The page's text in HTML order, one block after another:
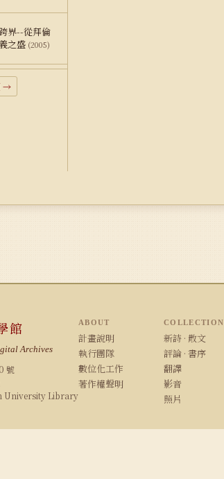
界--從拜倫
之盛 (2005)
→
館
Archives
號
University Library
ABOUT
計畫說明
執行團隊
數位化工作
著作權聲明
COLLECTION
新詩 · 散文
評論 · 書序
翻譯
影音
照片